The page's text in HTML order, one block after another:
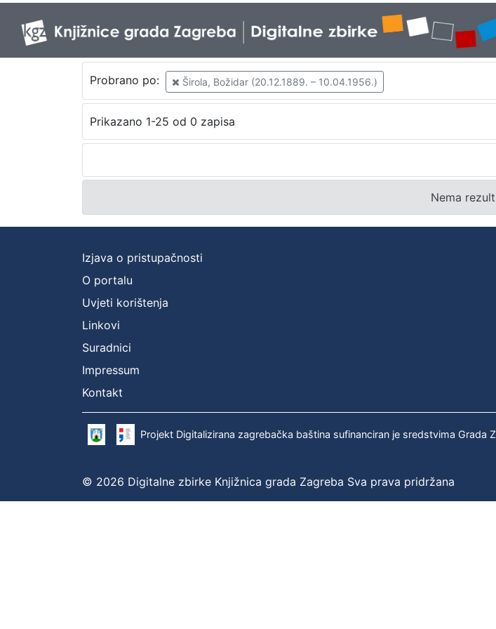
Probrano po: Širola, Božidar (20.12.1889. – 10.04.1956.)
Prikazano 1-25 od 0 zapisa
Nema
Izjava o pristupačnosti
O portalu
Uvjeti korištenja
Linkovi
Suradnici
Impressum
Kontakt
Projekt Digitalizirana zagrebačka baština sufinanciran je sredstvima Grada
© 2026 Digitalne zbirke Knjižnica grada Zagreba Sva prava pridržana